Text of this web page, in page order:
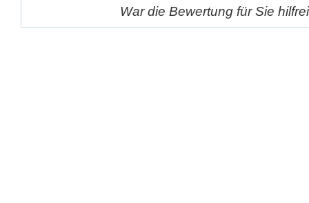
War die Bewertung für Sie